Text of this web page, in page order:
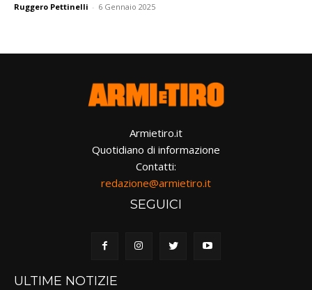
Ruggero Pettinelli - 6 Gennaio 2025
Armietiro.it
Quotidiano di informazione
Contatti:
redazione@armietiro.it
SEGUICI
ULTIME NOTIZIE